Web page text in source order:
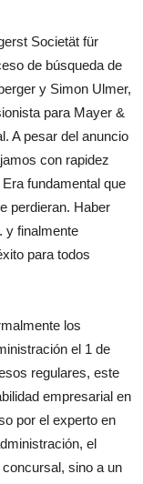
Societät für
de búsqueda de
y Simon Ulmer,
para Mayer &
A pesar del anuncio
con rapidez
fundamental que
perdieran. Haber
y finalmente
para todos
los
el 1 de
regulares, este
empresarial en
por el experto en
el
sino a un